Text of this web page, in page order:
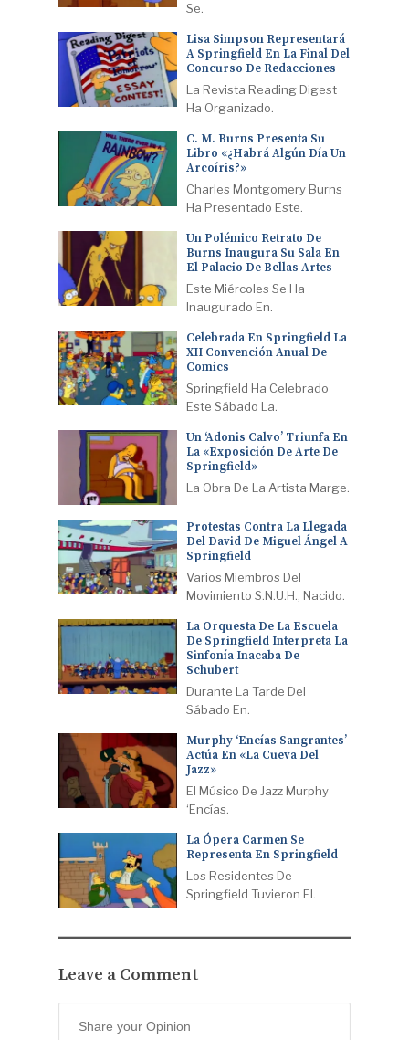
Se.
Lisa Simpson Representará
A Springfield En La Final Del
Concurso De Redacciones
La Revista Reading Digest
Ha Organizado.
C. M. Burns Presenta Su
Libro «¿Habrá Algún Día Un
Arcoíris?»
Charles Montgomery Burns
Ha Presentado Este.
Un Polémico Retrato De
Burns Inaugura Su Sala En
El Palacio De Bellas Artes
Este Miércoles Se Ha
Inaugurado En.
Celebrada En Springfield La
XII Convención Anual De
Comics
Springfield Ha Celebrado
Este Sábado La.
Un ‘Adonis Calvo’ Triunfa En
La «Exposición De Arte De
Springfield»
La Obra De La Artista Marge.
Protestas Contra La Llegada
Del David De Miguel Ángel A
Springfield
Varios Miembros Del
Movimiento S.N.U.H., Nacido.
La Orquesta De La Escuela
De Springfield Interpreta La
Sinfonía Inacaba De
Schubert
Durante La Tarde Del
Sábado En.
Murphy ‘Encías Sangrantes’
Actúa En «La Cueva Del
Jazz»
El Músico De Jazz Murphy
‘Encías.
La Ópera Carmen Se
Representa En Springfield
Los Residentes De
Springfield Tuvieron El.
Leave a Comment